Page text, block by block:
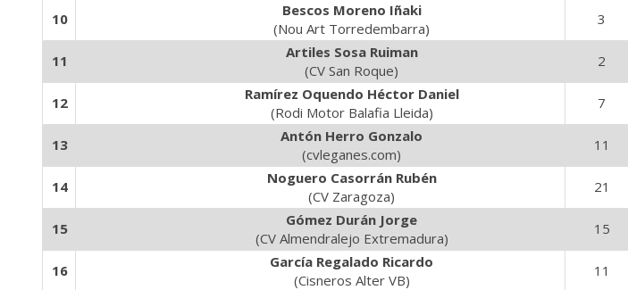
10
Bescos Moreno Iñaki
(Nou Art Torredembarra)
3
11
Artiles Sosa Ruiman
(CV San Roque)
2
12
Ramírez Oquendo Héctor Daniel
(Rodi Motor Balafia Lleida)
7
13
Antón Herro Gonzalo
(cvleganes.com)
11
14
Noguero Casorrán Rubén
(CV Zaragoza)
21
15
Gómez Durán Jorge
(CV Almendralejo Extremadura)
15
16
García Regalado Ricardo
(Cisneros Alter VB)
11